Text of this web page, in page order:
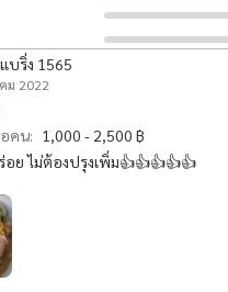
บริ่ง 1565
ม 2022
คน: 1,000 - 2,500 ฿
ย ไม่ต้องปรุงเพิ่ม👍👍👍👍👍